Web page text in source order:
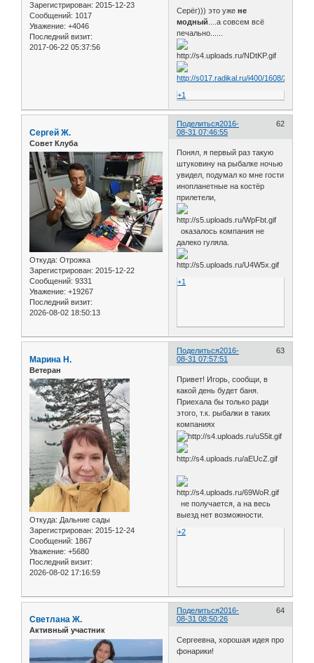
Зарегистрирован: 2015-12-23
Сообщений: 1017
Уважение: +4046
Последний визит:
2017-06-22 05:37:56
Серёг))) это ужене
модный ....а совсем всё
печально......
+1
Поделиться 62
2016-
08-31 07:46:55
Сергей Ж.
Совет Клуба
Откуда: Отрожка
Зарегистрирован: 2015-12-22
Сообщений: 9331
Уважение: +19267
Последний визит:
2026-08-02 18:50:13
Понял, я первый раз такую
штуковину на рыбалке ночью
увидел, подумал ко мне гости
инопланетные на костёр
прилетели,
оказалось компания не
далеко гуляла.
+1
Поделиться 63
2016-
08-31 07:57:51
Марина Н.
Ветеран
Откуда: Дальние сады
Зарегистрирован: 2015-12-24
Сообщений: 1867
Уважение: +5680
Последний визит:
2026-08-02 17:16:59
Привет! Игорь, сообщи, в
какой день будет баня.
Приехала бы только ради
этого, т.к. рыбалки в таких
компаниях
не получается, а на весь
выезд нет возможности.
+2
Поделиться 64
2016-
08-31 08:50:26
Светлана Ж.
Активный участник
Сергеевна, хорошая идея про
фонарики!